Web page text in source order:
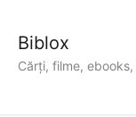
Biblox
Cărți, filme,